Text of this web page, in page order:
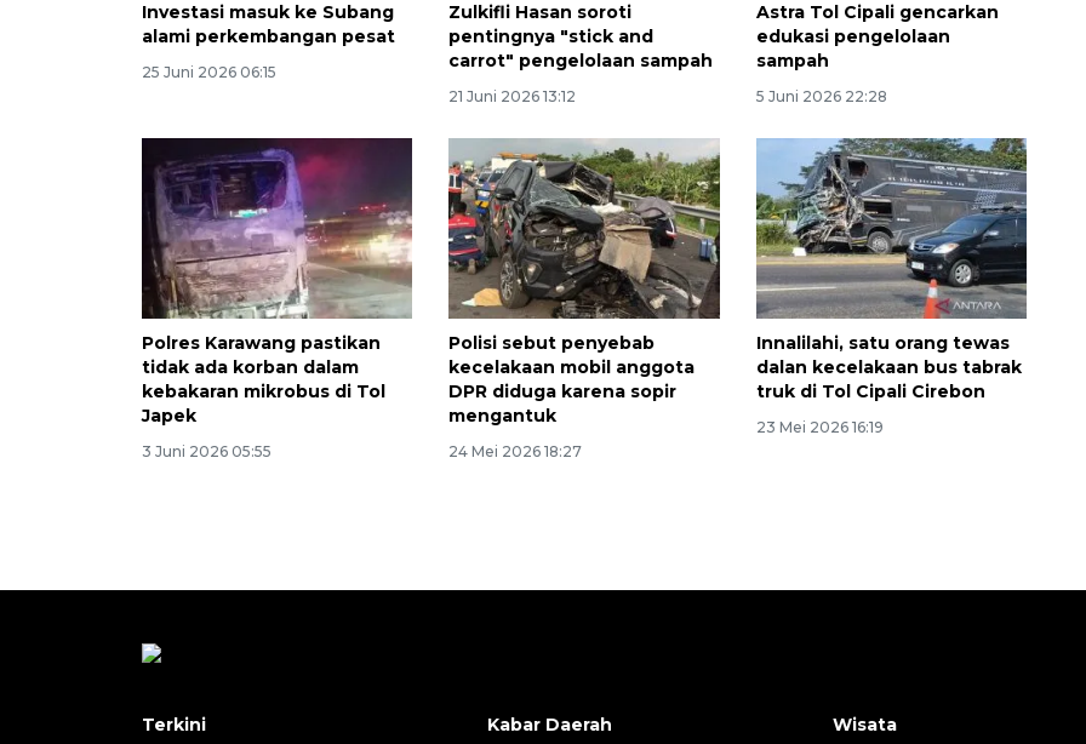
Investasi masuk ke Subang
alami perkembangan pesat
25 Juni 2026 06:15
Zulkifli Hasan soroti
pentingnya "stick and
carrot" pengelolaan sampah
21 Juni 2026 13:12
Astra Tol Cipali gencarkan
edukasi pengelolaan
sampah
5 Juni 2026 22:28
Polres Karawang pastikan
tidak ada korban dalam
kebakaran mikrobus di Tol
Japek
3 Juni 2026 05:55
Polisi sebut penyebab
kecelakaan mobil anggota
DPR diduga karena sopir
mengantuk
24 Mei 2026 18:27
Innalilahi, satu orang tewas
dalan kecelakaan bus tabrak
truk di Tol Cipali Cirebon
23 Mei 2026 16:19
Waspadai penyakit saat
musim kemarau
2026-08-05 12:00:00
Terkini Kabar Daerah Wisata